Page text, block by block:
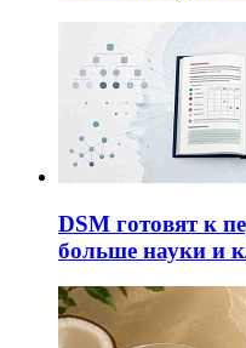
DSM готовят к
больше науки и